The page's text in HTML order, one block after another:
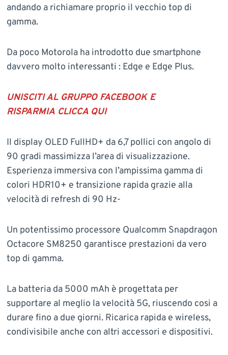
andando a richiamare proprio il vecchio top di
gamma.
Da poco Motorola ha introdotto due smartphone
davvero molto interessanti : Edge e Edge Plus.
UNISCITI AL GRUPPO FACEBOOK E
RISPARMIA CLICCA QUI
Il display OLED FullHD+ da 6,7 pollici con angolo di
90 gradi massimizza l’area di visualizzazione.
Esperienza immersiva con l’ampissima gamma di
colori HDR10+ e transizione rapida grazie alla
velocità di refresh di 90 Hz-
Un potentissimo processore Qualcomm Snapdragon
Octacore SM8250 garantisce prestazioni da vero
top di gamma.
La batteria da 5000 mAh è progettata per
supportare al meglio la velocità 5G, riuscendo cosi a
durare fino a due giorni. Ricarica rapida e wireless,
condivisibile anche con altri accessori e dispositivi.